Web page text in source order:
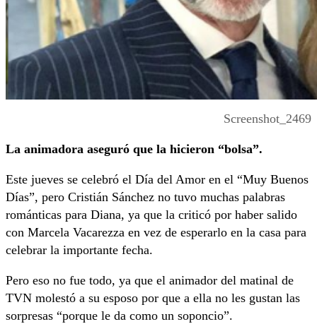
Screenshot_2469
La animadora aseguró que la hicieron “bolsa”.
Este jueves se celebró el Día del Amor en el “Muy Buenos
Días”, pero Cristián Sánchez no tuvo muchas palabras
románticas para Diana, ya que la criticó por haber salido
con Marcela Vacarezza en vez de esperarlo en la casa para
celebrar la importante fecha.
Pero eso no fue todo, ya que el animador del matinal de
TVN molestó a su esposo por que a ella no les gustan las
sorpresas “porque le da como un soponcio”.